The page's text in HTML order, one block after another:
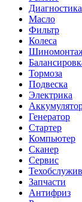
Диагностика
Масло
Фильтр
Колеса
Тормоза
Подвеска
Электрика
Генератор
Стартер
Компьютер
Сканер
Сервис
Запчасти
Антифриз